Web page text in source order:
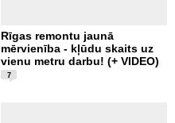
Rīgas remontu jaunā
mērvienība - kļūdu skaits uz
vienu metru darbu! (+ VIDEO)
7